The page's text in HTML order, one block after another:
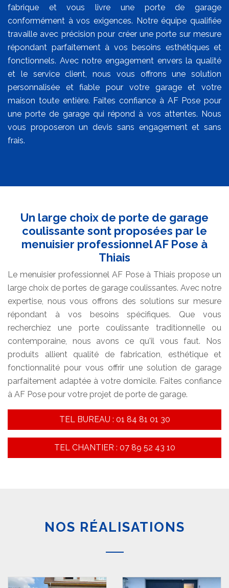
fabrique et vous livre une porte de garage
conformément à vos exigences. Notre équipe qualifiée
travaille avec précision pour créer une porte sur mesure
répondant parfaitement à vos besoins esthétiques et
fonctionnels. Avec notre engagement envers la qualité
et le service client, nous vous offrons une solution
personnalisée et fiable pour votre garage et votre
maison toute entière. Faites confiance à AF Pose pour
une porte de garage qui répond à vos attentes. Nous
vous proposeron un devis sans engagement et sans
frais.
Un large choix de porte de garage
coulissante sont proposées par le
menuisier professionnel AF Pose à
Thiais
Le menuisier professionnel AF Pose à Thiais propose un
large choix de portes de garage coulissantes. Avec notre
expertise, nous vous offrons des solutions sur mesure
répondant à vos besoins spécifiques. Que vous
recherchiez une porte coulissante traditionnelle ou
contemporaine, nous avons ce qu'il vous faut. Nos
produits allient qualité de fabrication, esthétique et
fonctionnalité pour vous offrir une solution de garage
parfaitement adaptée à votre domicile. Faites confiance
à AF Pose pour votre projet de porte de garage.
TEL BUREAU : 01 84 81 01 30
TEL CHANTIER : 07 89 52 43 10
NOS RÉALISATIONS